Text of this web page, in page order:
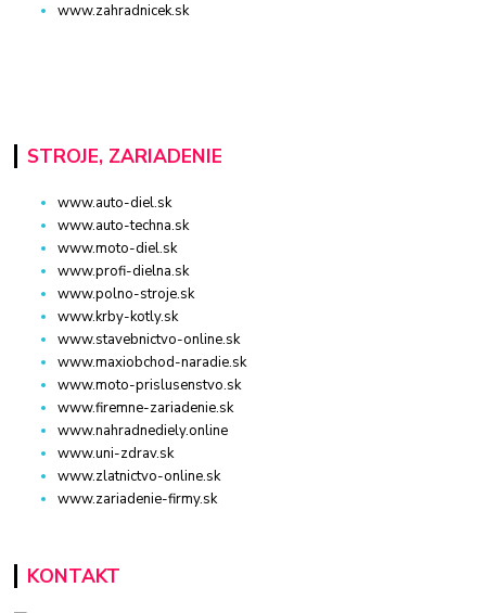
www.zahradnicek.sk
STROJE, ZARIADENIE
www.auto-diel.sk
www.auto-techna.sk
www.moto-diel.sk
www.profi-dielna.sk
www.polno-stroje.sk
www.krby-kotly.sk
www.stavebnictvo-online.sk
www.maxiobchod-naradie.sk
www.moto-prislusenstvo.sk
www.firemne-zariadenie.sk
www.nahradnediely.online
www.uni-zdrav.sk
www.zlatnictvo-online.sk
www.zariadenie-firmy.sk
KONTAKT